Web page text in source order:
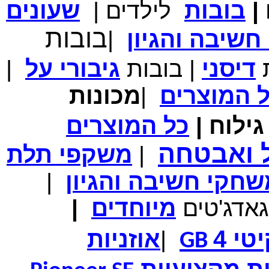
₪700.00 מחיר שוק
משלוח חינם
במבצע תיק לנשיאת מחשב נייד 10.1 אינץ' בצבע ורוד בעל
₪150.00 מחיר שוק
₪99.00 המחיר שלך
₪104.00 המחיר כולל משלוח :
נרתיק עור יוקרתי עבור אייפוד וידאו 60GB\80GB \שחור
| בובות לילדים |
שעונים
והגיון
|בובות
דיסני | בובות גיבורי על
|
המוצרים |מכונות
| כל המוצרים
ואבטחה | משקפי תלת
חשיבה והגיון
|
גאדג'טים מיוחדים |
4
GB
|אוזניות